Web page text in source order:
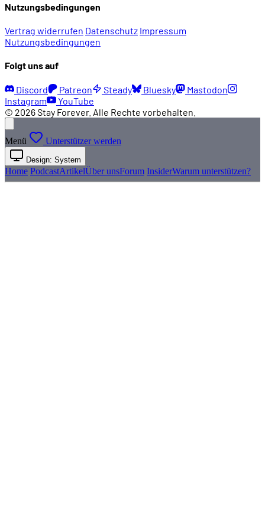
Nutzungsbedingungen
Vertrag widerrufen Datenschutz Impressum
Nutzungsbedingungen
Folgt uns auf
Discord Patreon Steady Bluesky
Mastodon
Instagram
YouTube
© 2026 Stay Forever. Alle Rechte vorbehalten.
Menü Unterstützer werden
Design: System
Home PodcastArtikelÜber unsForum InsiderWarum unterstützen?